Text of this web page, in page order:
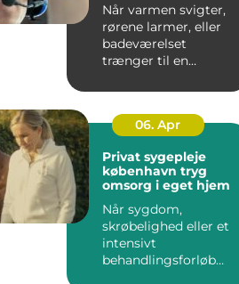
Når varmen svigter,
rørene larmer, eller
badeværelset
trænger til en
dygtig VVSer...
06. Apr
Privat sygepleje
københavn tryg
omsorg i eget hjem
Når sygdom,
skrøbelighed eller et
intensivt
behandlingsforløb